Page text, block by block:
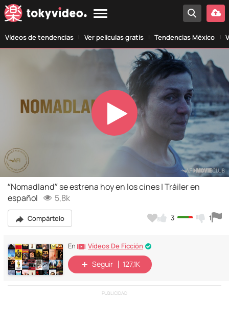
Vídeos de tendencias Ver películas gratis Tendencias México
Play
Video
“Nomadland” se estrena hoy en los cines | Tráiler en
español
5,8k
Compártelo 3 1
En Vídeos De Ficción
Seguir 127,1K
PUBLICIDAD